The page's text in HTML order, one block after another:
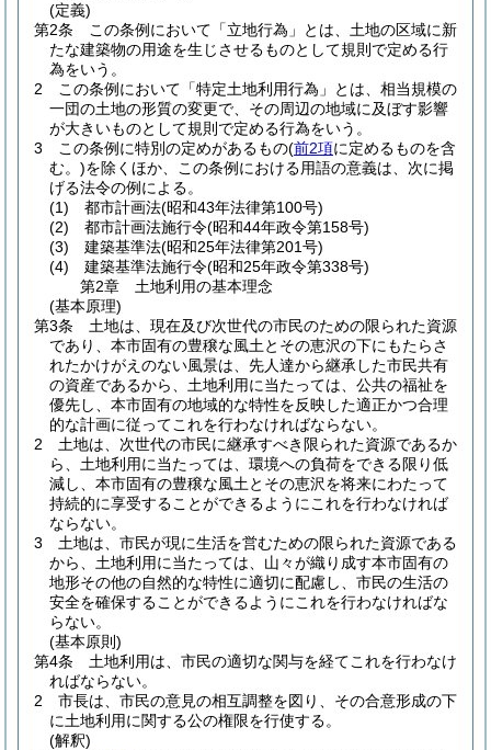
(定義)
第2条
この条例において「立地行為」とは、土地の区域に新
たな建築物の用途を生じさせるものとして規則で定める行
為をいう。
2
この条例において「特定土地利用行為」とは、相当規模の
一団の土地の形質の変更で、その周辺の地域に及ぼす影響
が大きいものとして規則で定める行為をいう。
3
この条例に特別の定めがあるもの(前2項に定めるものを含
む。)を除くほか、この条例における用語の意義は、次に掲
げる法令の例による。
(1)
都市計画法(昭和43年法律第100号)
(2)
都市計画法施行令(昭和44年政令第158号)
(3)
建築基準法(昭和25年法律第201号)
(4)
建築基準法施行令(昭和25年政令第338号)
第2章
土地利用の基本理念
(基本原理)
第3条
土地は、現在及び次世代の市民のための限られた資源
であり、本市固有の豊穣な風土とその恵沢の下にもたらさ
れたかけがえのない風景は、先人達から継承した市民共有
の資産であるから、土地利用に当たっては、公共の福祉を
優先し、本市固有の地域的な特性を反映した適正かつ合理
的な計画に従ってこれを行わなければならない。
2
土地は、次世代の市民に継承すべき限られた資源であるか
ら、土地利用に当たっては、環境への負荷をできる限り低
減し、本市固有の豊穣な風土とその恵沢を将来にわたって
持続的に享受することができるようにこれを行わなければ
ならない。
3
土地は、市民が現に生活を営むための限られた資源である
から、土地利用に当たっては、山々が織り成す本市固有の
地形その他の自然的な特性に適切に配慮し、市民の生活の
安全を確保することができるようにこれを行わなければな
らない。
(基本原則)
第4条
土地利用は、市民の適切な関与を経てこれを行わなけ
ればならない。
2
市長は、市民の意見の相互調整を図り、その合意形成の下
に土地利用に関する公の権限を行使する。
(解釈)